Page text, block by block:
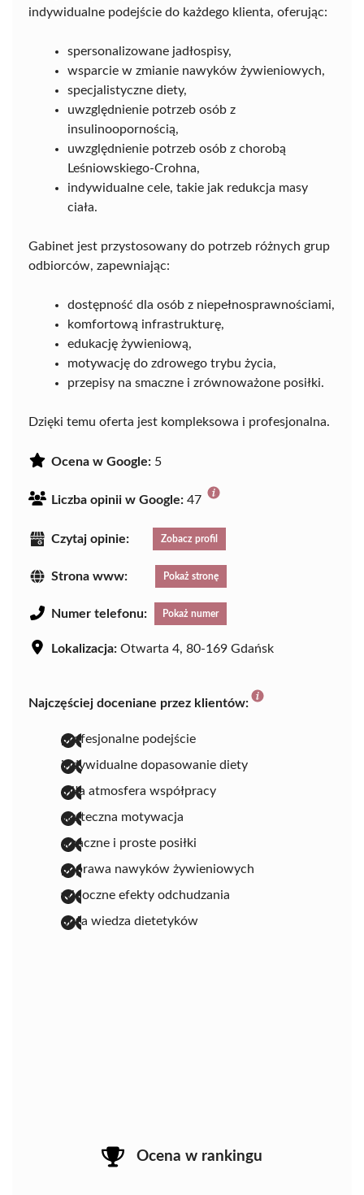
indywidualne podejście do każdego klienta, oferując:
spersonalizowane jadłospisy,
wsparcie w zmianie nawyków żywieniowych,
specjalistyczne diety,
uwzględnienie potrzeb osób z
insulinoopornością,
uwzględnienie potrzeb osób z chorobą
Leśniowskiego-Crohna,
indywidualne cele, takie jak redukcja masy
ciała.
Gabinet jest przystosowany do potrzeb różnych grup
odbiorców, zapewniając:
dostępność dla osób z niepełnosprawnościami,
komfortową infrastrukturę,
edukację żywieniową,
motywację do zdrowego trybu życia,
przepisy na smaczne i zrównoważone posiłki.
Dzięki temu oferta jest kompleksowa i profesjonalna.
Ocena w Google: 5
Liczba opinii w Google: 47
Czytaj opinie: Zobacz profil
Strona www: Pokaż stronę
Numer telefonu: Pokaż numer
Lokalizacja: Otwarta 4, 80-169 Gdańsk
Najczęściej doceniane przez klientów:
profesjonalne podejście
indywidualne dopasowanie diety
miła atmosfera współpracy
skuteczna motywacja
smaczne i proste posiłki
poprawa nawyków żywieniowych
widoczne efekty odchudzania
duża wiedza dietetyków
Ocena w rankingu